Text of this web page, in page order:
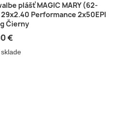
plášť MAGIC MARY (62-
Performance 2x50EPI
Čierny
€